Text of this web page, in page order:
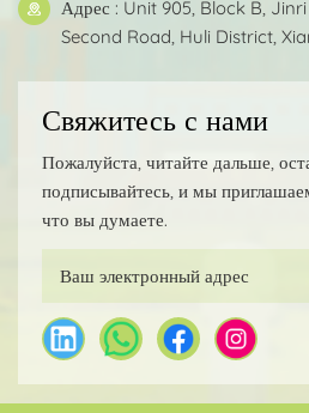
Адрес : Unit 905, Block B,
Second Road, Huli District,
Свяжитесь с нами
Пожалуйста, читайте дальше,
подписывайтесь, и мы
что вы думаете.